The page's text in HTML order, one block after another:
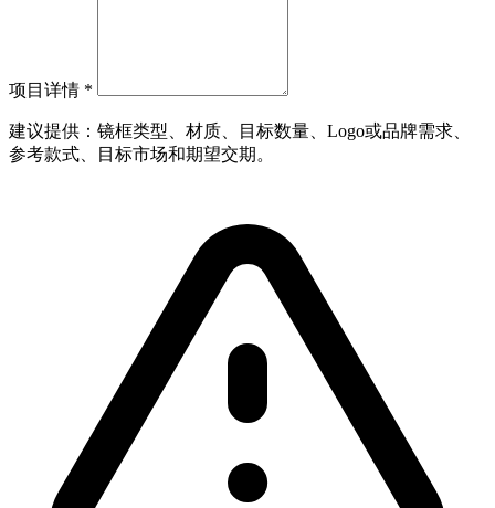
项目详情 *
建议提供：镜框类型、材质、目标数量、Logo或品牌需求、
参考款式、目标市场和期望交期。